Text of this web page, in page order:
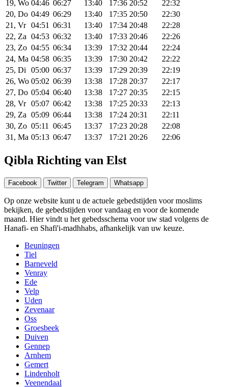
19, Wo 04:46 06:27 13:40 17:36 20:52
22:32
20, Do 04:49 06:29 13:40 17:35 20:50
22:30
21, Vr 04:51 06:31 13:40 17:34 20:48
22:28
22, Za 04:53 06:32 13:40 17:33 20:46
22:26
23, Zo 04:55 06:34 13:39 17:32 20:44
22:24
24, Ma 04:58 06:35 13:39 17:30 20:42
22:22
25, Di 05:00 06:37 13:39 17:29 20:39
22:19
26, Wo 05:02 06:39 13:38 17:28 20:37
22:17
27, Do 05:04 06:40 13:38 17:27 20:35
22:15
28, Vr 05:07 06:42 13:38 17:25 20:33
22:13
29, Za 05:09 06:44 13:38 17:24 20:31
22:11
30, Zo 05:11 06:45 13:37 17:23 20:28
22:08
31, Ma 05:13 06:47 13:37 17:21 20:26 22:06
Qibla Richting van Elst
Facebook Twitter Telegram Whatsapp
Op onze website kunt u de actuele gebedstijden voor moslims
bekijken, de gebedstijden voor vandaag en voor de komende
maand. Hier vindt u het gebedsschema voor uw stad volgens de
Hanafi- en Shafi'i-madhhabs, afhankelijk van uw keuze.
Beuningen
Tiel
Barneveld
Venray
Ede
Velp
Uden
Zevenaar
Oss
Groesbeek
Duiven
Gennep
Arnhem
Gemert
Lindenholt
Veenendaal